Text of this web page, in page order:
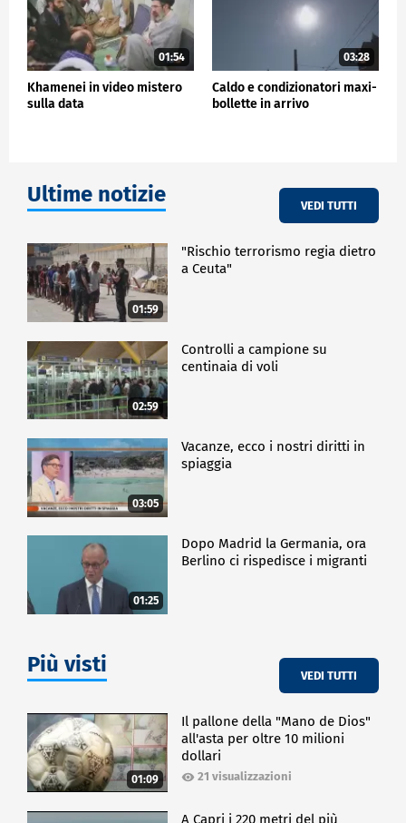
01:54
Khamenei in video mistero
sulla data
03:28
Caldo e condizionatori maxi-
bollette in arrivo
Ultime notizie VEDI TUTTI
01:59
"Rischio terrorismo regia dietro
a Ceuta"
02:59
Controlli a campione su
centinaia di voli
03:05
Vacanze, ecco i nostri diritti in
spiaggia
01:25
Dopo Madrid la Germania, ora
Berlino ci rispedisce i migranti
Più visti VEDI TUTTI
01:09
Il pallone della "Mano de Dios"
all'asta per oltre 10 milioni
dollari
21 visualizzazioni
A Capri i 220 metri del più